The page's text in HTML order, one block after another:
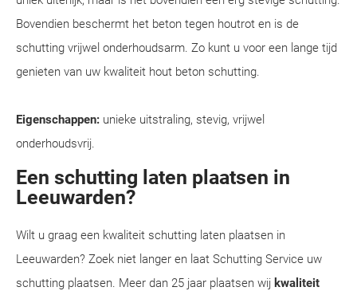
Bovendien beschermt het beton tegen houtrot en is de
schutting vrijwel onderhoudsarm. Zo kunt u voor een lange tijd
genieten van uw kwaliteit hout beton schutting.
Eigenschappen: unieke uitstraling, stevig, vrijwel
onderhoudsvrij.
Een schutting laten plaatsen in
Leeuwarden?
Wilt u graag een kwaliteit schutting laten plaatsen in
Leeuwarden? Zoek niet langer en laat Schutting Service uw
schutting plaatsen. Meer dan 25 jaar plaatsen wij kwaliteit